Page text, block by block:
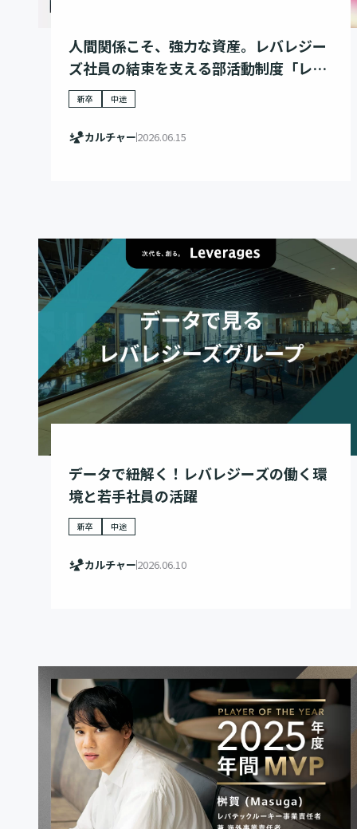
人間関係こそ、強力な資産。レバレジー
ズ社員の結束を支える部活動制度「レバ
カツ」
新卒 中途
カルチャー2026.06.15
データで紐解く！レバレジーズの働く環
境と若手社員の活躍
新卒 中途
カルチャー2026.06.10